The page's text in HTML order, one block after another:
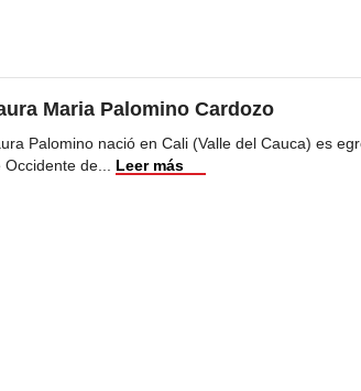
Maria Palomino Cardozo
Palomino nació en Cali (Valle del Cauca) es
Occidente de
Leer más